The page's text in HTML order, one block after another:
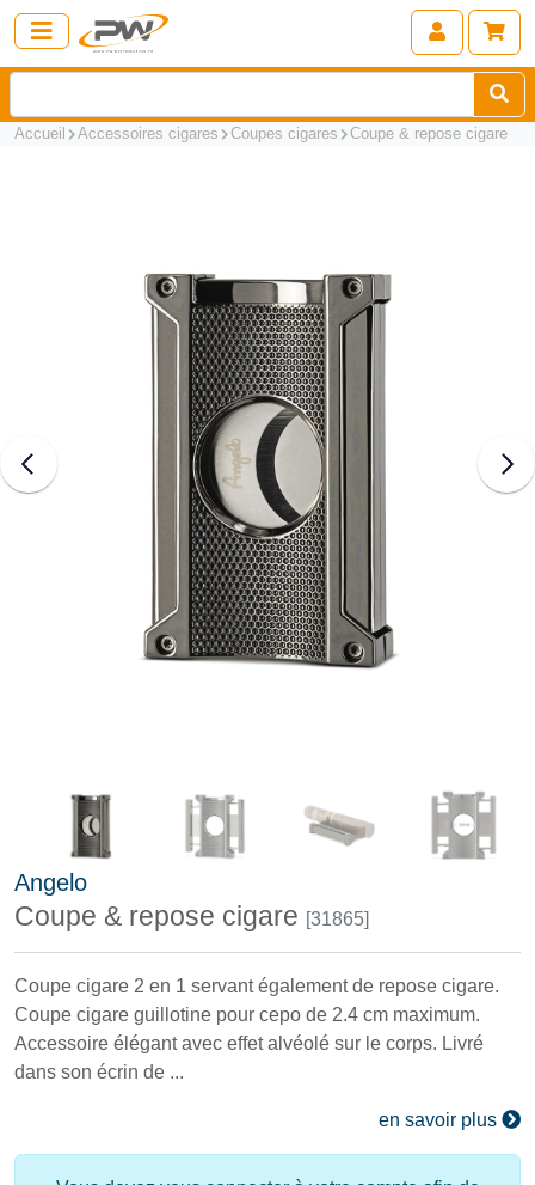
Accueil Accessoires cigares Coupes cigares Coupe & repose cigare
Angelo
Coupe & repose cigare [31865]
Coupe cigare 2 en 1 servant également de repose cigare.
Coupe cigare guillotine pour cepo de 2.4 cm maximum.
Accessoire élégant avec effet alvéolé sur le corps. Livré
dans son écrin de ...
en savoir plus